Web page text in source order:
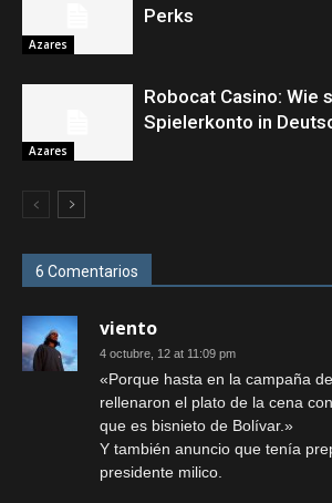
Azares
Perks
Azares
Robocat Casino: Wie
Spielerkonto in
6 Comentarios
viento
4 octubre, 12 at 11:09 pm
«Porque hasta en la campaña
rellenaron el plato de la cena
que es bisnieto de Bolívar.»
Y también anuncio que tenía
presidente milico.